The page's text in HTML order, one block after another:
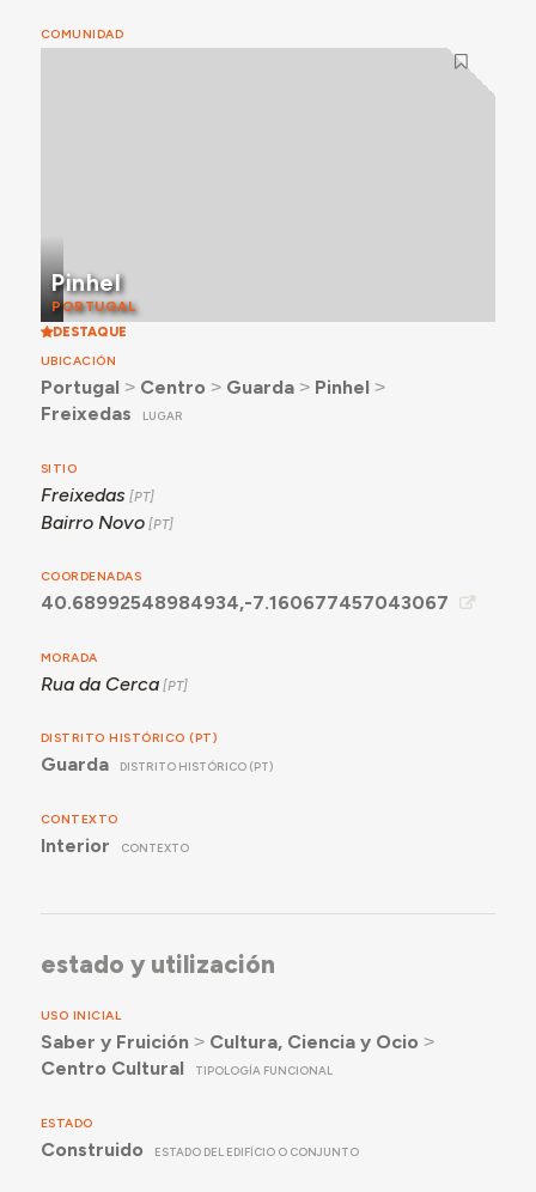
COMUNIDAD
Pinhel
PORTUGAL
DESTAQUE
UBICACIÓN
Portugal ˃ Centro ˃ Guarda˃ Pinhel ˃
Freixedas
LUGAR
SITIO
Freixedas
Bairro Novo
COORDENADAS
40.68992548984934,-7.160677457043067
MORADA
Rua da Cerca
DISTRITO HISTÓRICO (PT)
Guarda DISTRITO HISTÓRICO (PT)
CONTEXTO
Interior CONTEXTO
estado y utilización
USO INICIAL
Saber y Fruición ˃ Cultura, Ciencia y Ocio ˃
Centro Cultural
TIPOLOGÍA FUNCIONAL
ESTADO
Construido ESTADO DEL EDIFÍCIO O CONJUNTO